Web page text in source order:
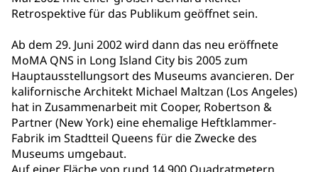
Retrospektive für das Publikum geöffnet sein.
Ab dem 29. Juni 2002 wird dann das neu eröffnete
MoMA QNS in Long Island City bis 2005 zum
Hauptausstellungsort des Museums avancieren. Der
kalifornische Architekt Michael Maltzan (Los Angeles)
hat in Zusammenarbeit mit Cooper, Robertson &
Partner (New York) eine ehemalige Heftklammer-
Fabrik im Stadtteil Queens für die Zwecke des
Museums umgebaut.